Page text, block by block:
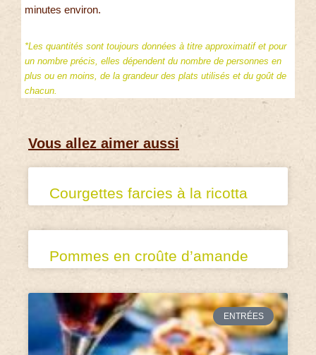
minutes environ.
*Les quantités sont toujours données à titre approximatif et pour
un nombre précis, elles dépendent du nombre de personnes en
plus ou en moins, de la grandeur des plats utilisés et du goût de
chacun.
Vous allez aimer aussi
Courgettes farcies à la ricotta
Pommes en croûte d’amande
ENTRÉES